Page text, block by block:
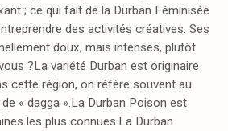
; ce qui fait de la Durban Féminisée
des activités créatives. Ses
doux, mais intenses, plutôt
?La variété Durban est originaire
cette région, on réfère souvent au
« dagga ».La Durban Poison est
les plus connues.La Durban